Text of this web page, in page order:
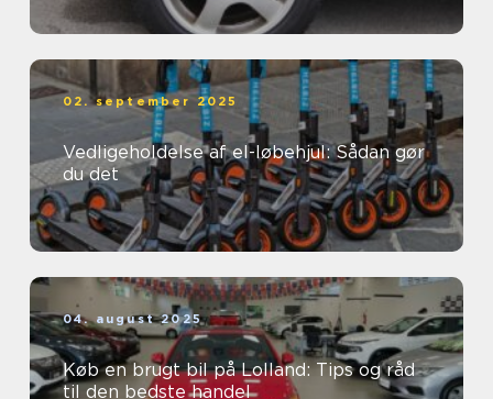
02. september 2025
Vedligeholdelse af el-løbehjul: Sådan gør
du det
04. august 2025
Køb en brugt bil på Lolland: Tips og råd
til den bedste handel